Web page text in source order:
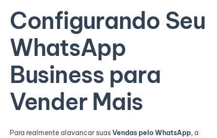
Configurando Seu
WhatsApp
Business para
Vender Mais
Para realmente alavancar suasVendas pelo WhatsApp, a